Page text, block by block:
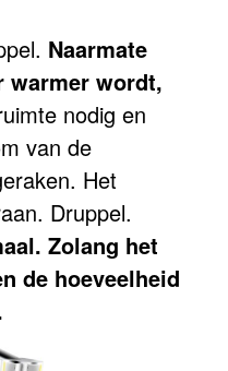
Naarmate
warmer wordt,
nodig en
van de
Het
Druppel.
Zolang het
de hoeveelheid